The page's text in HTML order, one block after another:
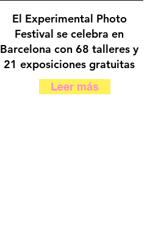
El Experimental Photo
Festival se celebra en
Barcelona con 68 talleres y
21 exposiciones gratuitas
Leer más